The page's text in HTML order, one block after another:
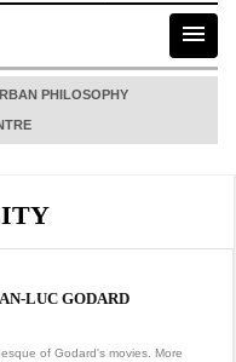
PHILOSOPHY
LUC GODARD
of Godard's movies. More